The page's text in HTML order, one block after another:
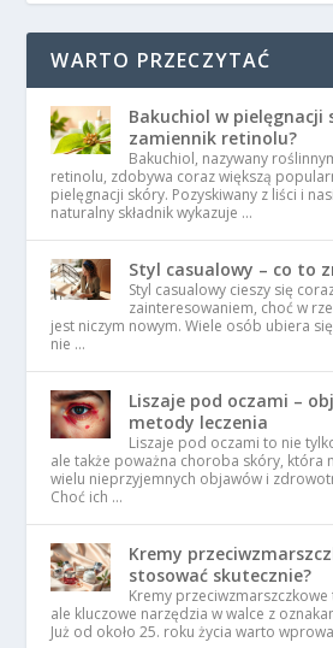
WARTO PRZECZYTAĆ
Bakuchiol w
zamiennik retinolu?
Bakuchiol, nazywany
retinolu, zdobywa coraz większą
pielęgnacji skóry. Pozyskiwany z liści i
naturalny składnik wykazuje …
Styl casualowy – co to
Styl casualowy cieszy się
zainteresowaniem, choć w
jest niczym nowym. Wiele osób ubiera
nie …
Liszaje pod oczami –
metody leczenia
Liszaje pod oczami to nie
ale także poważna choroba skóry, która
wielu nieprzyjemnych objawów i
Choć ich …
Kremy
stosować skutecznie?
Kremy
ale kluczowe narzędzia w walce z
Już od około 25. roku życia warto